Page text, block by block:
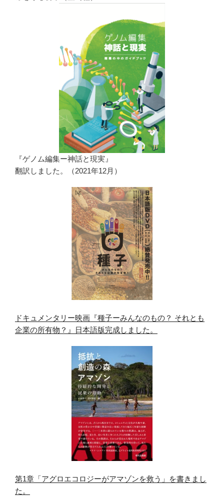
『ゲノム編集ー神話と現実』
翻訳しました。（2021年12月）
ドキュメンタリー映画『種子ーみんなのもの？ それとも
企業の所有物？』日本語版完成しました。
第1章「アグロエコロジーがアマゾンを救う」を書きまし
た。